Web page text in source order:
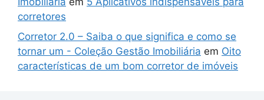
corretores
Corretor 2.0 – Saiba o que significa e como se
tornar um - Coleção Gestão Imobiliária em Oito
características de um bom corretor de imóveis